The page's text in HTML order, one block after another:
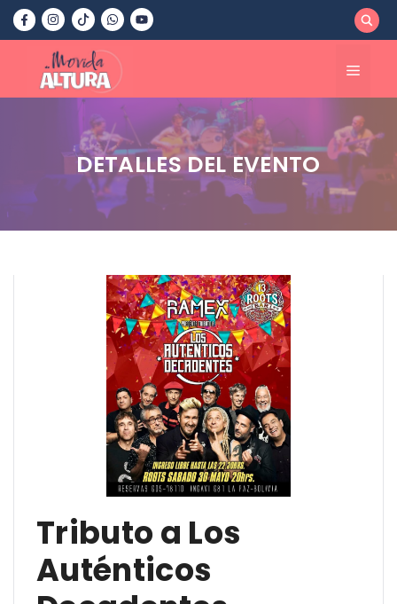
Saltar
contenido
Menú
DETALLES DEL EVENTO
Tributo a Los
Auténticos